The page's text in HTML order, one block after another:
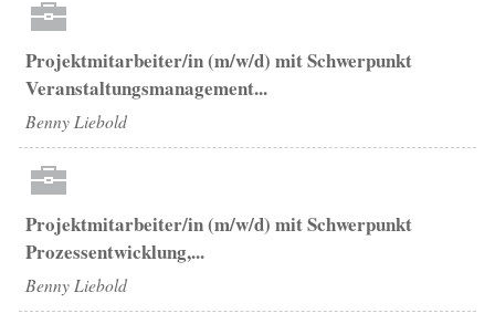
Projektmitarbeiter/in (m/w/d) mit Schwerpunkt
Veranstaltungsmanagement...
Benny Liebold
Projektmitarbeiter/in (m/w/d) mit Schwerpunkt
Prozessentwicklung,...
Benny Liebold